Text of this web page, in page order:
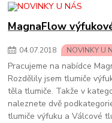
MagnaFlow
04.07.2018 NOVINKY U
Pracujeme na nabídce
Rozdělily jsem tlumiče
těla tlumiče. Takže v
naleznete dvě
tlumiče výfuku a Válcové